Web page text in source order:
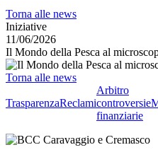
Torna alle news
Iniziative
11/06/2026
Il Mondo della Pesca al
Torna alle news
TrasparenzaReclami
Arbitro
controversie
finanziarie